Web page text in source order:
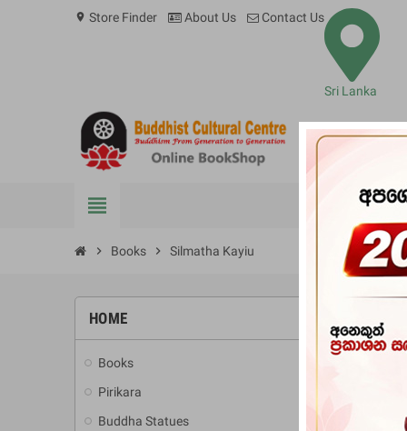
location_on Store Finder About Us Contact Us
Sri Lanka
view_headline BOOKS
chevron_right Books chevron_right Silmatha Kayiu
HOME
Books
Pirikara
Buddha Statues
-10%